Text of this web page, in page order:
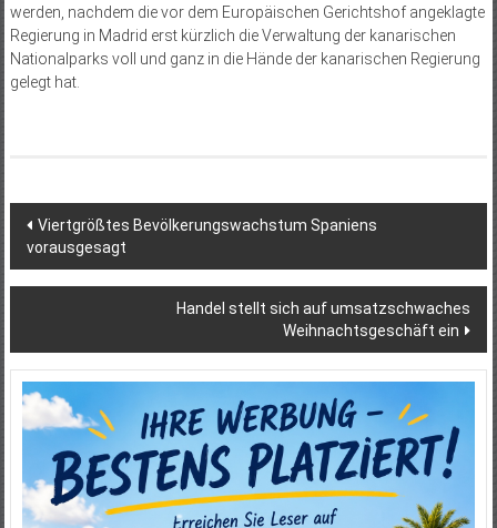
werden, nachdem die vor dem Europäischen Gerichtshof angeklagte
Regierung in Madrid erst kürzlich die Verwaltung der kanarischen
Nationalparks voll und ganz in die Hände der kanarischen Regierung
gelegt hat.
Beitragsnavigation
Viertgrößtes Bevölkerungswachstum Spaniens
vorausgesagt
Handel stellt sich auf umsatzschwaches
Weihnachtsgeschäft ein